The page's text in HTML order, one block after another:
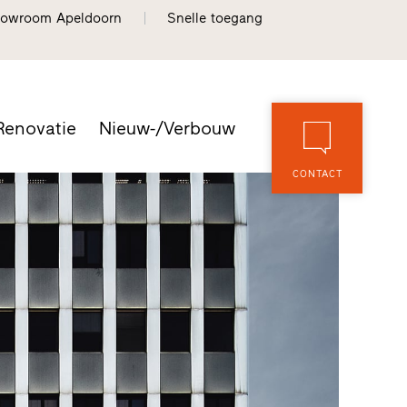
Apeldoorn Snelle toegang
Nieuw-/Verbouw
CONTACT